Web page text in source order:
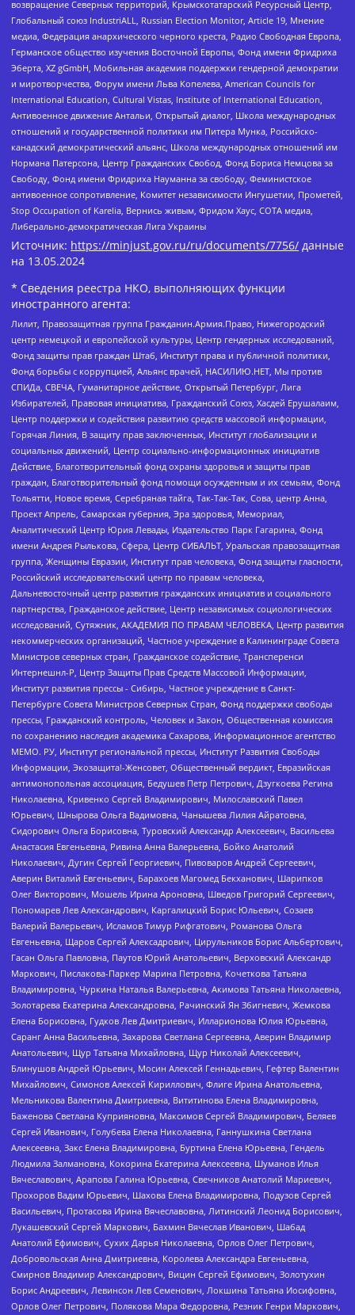
возвращение Северных территорий, Крымскотатарский Ресурсный Центр,
Глобальный союз IndustriALL, Russian Election Monitor, Article 19, Мнение
медиа, Федерация анархического черного креста, Радио Свободная Европа,
Германское общество изучения Восточной Европы, Фонд имени Фридриха
Эберта, XZ gGmbH, Мобильная академия поддержки гендерной демократии
и миротворчества, Форум имени Льва Копелева, American Councils for
International Education, Cultural Vistas, Institute of International Education,
Антивоенное движение Антальи, Открытый диалог, Школа международных
отношений и государственной политики им Питера Мунка, Российско-
канадский демократический альянс, Школа международных отношений им
Нормана Патерсона, Центр Гражданских Свобод, Фонд Бориса Немцова за
Свободу, Фонд имени Фридриха Науманна за свободу, Феминистское
антивоенное сопротивление, Комитет независимости Ингушетии, Прометей,
Stop Occupation of Karelia, Вернись живым, Фридом Хаус, СОТА медиа,
Либерально-демократическая Лига Украины
Источник: https://minjust.gov.ru/ru/documents/7756/ данные
на 13.05.2024
* Сведения реестра НКО, выполняющих функции
иностранного агента:
Лилит, Правозащитная группа Гражданин.Армия.Право, Нижегородский
центр немецкой и европейской культуры, Центр гендерных исследований,
Фонд защиты прав граждан Штаб, Институт права и публичной политики,
Фонд борьбы с коррупцией, Альянс врачей, НАСИЛИЮ.НЕТ, Мы против
СПИДа, СВЕЧА, Гуманитарное действие, Открытый Петербург, Лига
Избирателей, Правовая инициатива, Гражданский Союз, Хасдей Ерушалаим,
Центр поддержки и содействия развитию средств массовой информации,
Горячая Линия, В защиту прав заключенных, Институт глобализации и
социальных движений, Центр социально-информационных инициатив
Действие, Благотворительный фонд охраны здоровья и защиты прав
граждан, Благотворительный фонд помощи осужденным и их семьям, Фонд
Тольятти, Новое время, Серебряная тайга, Так-Так-Так, Сова, центр Анна,
Проект Апрель, Самарская губерния, Эра здоровья, Мемориал,
Аналитический Центр Юрия Левады, Издательство Парк Гагарина, Фонд
имени Андрея Рылькова, Сфера, Центр СИБАЛЬТ, Уральская правозащитная
группа, Женщины Евразии, Институт прав человека, Фонд защиты гласности,
Российский исследовательский центр по правам человека,
Дальневосточный центр развития гражданских инициатив и социального
партнерства, Гражданское действие, Центр независимых социологических
исследований, Сутяжник, АКАДЕМИЯ ПО ПРАВАМ ЧЕЛОВЕКА, Центр развития
некоммерческих организаций, Частное учреждение в Калининграде Совета
Министров северных стран, Гражданское содействие, Трансперенси
Интернешнл-Р, Центр Защиты Прав Средств Массовой Информации,
Институт развития прессы - Сибирь, Частное учреждение в Санкт-
Петербурге Совета Министров Северных Стран, Фонд поддержки свободы
прессы, Гражданский контроль, Человек и Закон, Общественная комиссия
по сохранению наследия академика Сахарова, Информационное агентство
МЕМО. РУ, Институт региональной прессы, Институт Развития Свободы
Информации, Экозащита!-Женсовет, Общественный вердикт, Евразийская
антимонопольная ассоциация, Бедушев Петр Петрович, Дзугкоева Регина
Николаевна, Кривенко Сергей Владимирович, Милославский Павел
Юрьевич, Шнырова Ольга Вадимовна, Чанышева Лилия Айратовна,
Сидорович Ольга Борисовна, Туровский Александр Алексеевич, Васильева
Анастасия Евгеньевна, Ривина Анна Валерьевна, Бойко Анатолий
Николаевич, Дугин Сергей Георгиевич, Пивоваров Андрей Сергеевич,
Аверин Виталий Евгеньевич, Барахоев Магомед Бекханович, Шарипков
Олег Викторович, Мошель Ирина Ароновна, Шведов Григорий Сергеевич,
Пономарев Лев Александрович, Каргалицкий Борис Юльевич, Созаев
Валерий Валерьевич, Исламов Тимур Рифгатович, Романова Ольга
Евгеньевна, Щаров Сергей Алексадрович, Цирульников Борис Альбертович,
Гасан Ольга Павловна, Паутов Юрий Анатольевич, Верховский Александр
Маркович, Пислакова-Паркер Марина Петровна, Кочеткова Татьяна
Владимировна, Чуркина Наталья Валерьевна, Акимова Татьяна Николаевна,
Золотарева Екатерина Александровна, Рачинский Ян Збигневич, Жемкова
Елена Борисовна, Гудков Лев Дмитриевич, Илларионова Юлия Юрьевна,
Саранг Анна Васильевна, Захарова Светлана Сергеевна, Аверин Владимир
Анатольевич, Щур Татьяна Михайловна, Щур Николай Алексеевич,
Блинушов Андрей Юрьевич, Мосин Алексей Геннадьевич, Гефтер Валентин
Михайлович, Симонов Алексей Кириллович, Флиге Ирина Анатольевна,
Мельникова Валентина Дмитриевна, Вититинова Елена Владимировна,
Баженова Светлана Куприяновна, Максимов Сергей Владимирович, Беляев
Сергей Иванович, Голубева Елена Николаевна, Ганнушкина Светлана
Алексеевна, Закс Елена Владимировна, Буртина Елена Юрьевна, Гендель
Людмила Залмановна, Кокорина Екатерина Алексеевна, Шуманов Илья
Вячеславович, Арапова Галина Юрьевна, Свечников Анатолий Мариевич,
Прохоров Вадим Юрьевич, Шахова Елена Владимировна, Подузов Сергей
Васильевич, Протасова Ирина Вячеславовна, Литинский Леонид Борисович,
Лукашевский Сергей Маркович, Бахмин Вячеслав Иванович, Шабад
Анатолий Ефимович, Сухих Дарья Николаевна, Орлов Олег Петрович,
Добровольская Анна Дмитриевна, Королева Александра Евгеньевна,
Смирнов Владимир Александрович, Вицин Сергей Ефимович, Золотухин
Борис Андреевич, Левинсон Лев Семенович, Локшина Татьяна Иосифовна,
Орлов Олег Петрович, Полякова Мара Федоровна, Резник Генри Маркович,